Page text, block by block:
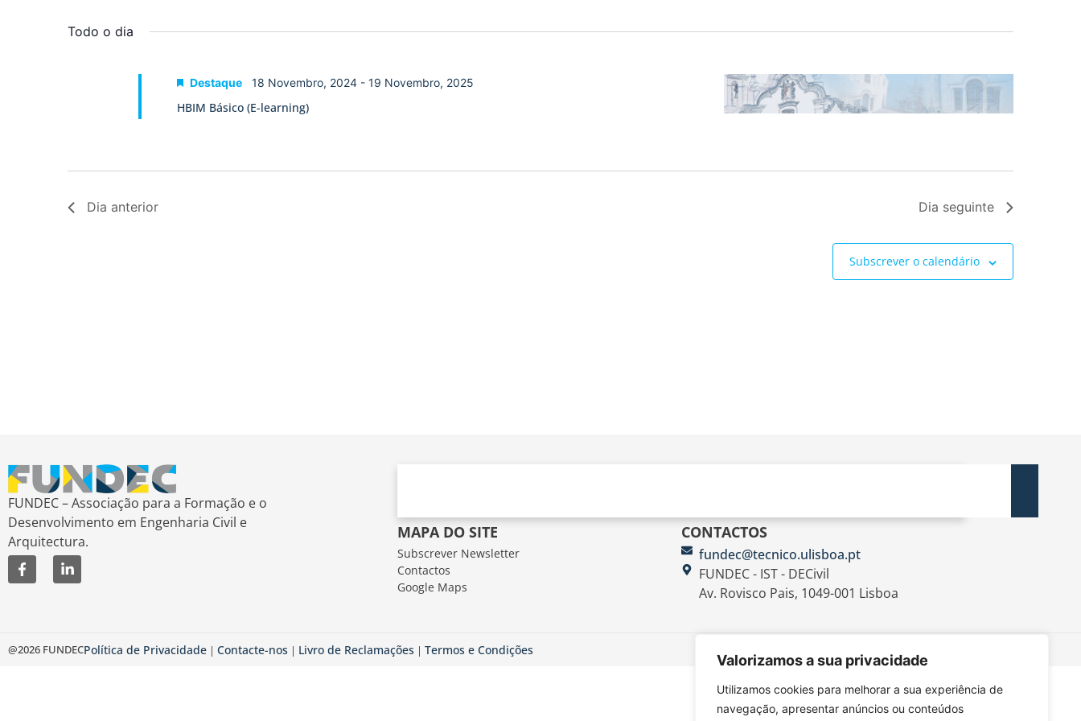
Valorizamos a sua privacidade
Utilizamos cookies para melhorar a sua experiência de
navegação, apresentar anúncios ou conteúdos
visualização
Eventos
data.
Todo o dia
HBIM Básico (E-learning)
Destaque 18 Novembro, 2024- 19 Novembro, 2025
Dia anterior Dia seguinte
Subscrever o calendário
FUNDEC – Associação para a Formação e o
Desenvolvimento em Engenharia Civil e
Arquitectura.
MAPA DO SITE
Subscrever Newsletter
Contactos
Google Maps
CONTACTOS
fundec@tecnico.ulisboa.pt
FUNDEC - IST - DECivil
Av. Rovisco Pais, 1049-001 Lisboa
@2026 FUNDECPolítica de Privacidade | Contacte-nos | Livro de Reclamações | Termos e Condições